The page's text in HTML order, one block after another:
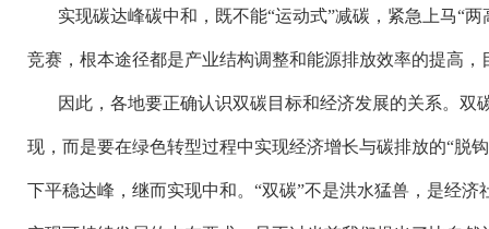
实现碳达峰碳中和，既不能“运动式”减碳，紧急上马“
竞赛，根本途径都是产业结构调整和能源排放效率的提高
因此，各地要正确认识双碳目标和经济发展的关系。双
现，而是要在绿色转型过程中实现经济增长与碳排放的“脱
下平稳达峰，继而实现中和。“双碳”不是洪水猛兽，是经